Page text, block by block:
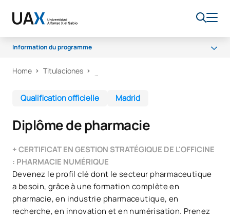
Information du programme
Programme
Home Titulaciones
Qualification officielle Madrid
Diplôme de pharmacie
+ CERTIFICAT EN GESTION STRATÉGIQUE DE L'OFFICINE
: PHARMACIE NUMÉRIQUE
Devenez le profil clé dont le secteur pharmaceutique
a besoin, grâce à une formation complète en
pharmacie, en industrie pharmaceutique, en
recherche, en innovation et en numérisation. Prenez